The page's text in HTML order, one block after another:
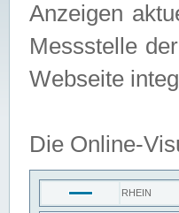
Anzeigen
Messstelle
Webseite
Die Online-